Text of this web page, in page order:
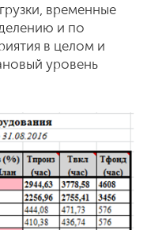
временные
и по
в целом и
уровень